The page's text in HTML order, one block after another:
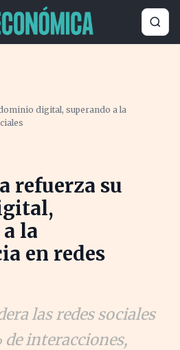
digital, superando a la
refuerza su
la
en redes
las redes sociales
de interacciones,